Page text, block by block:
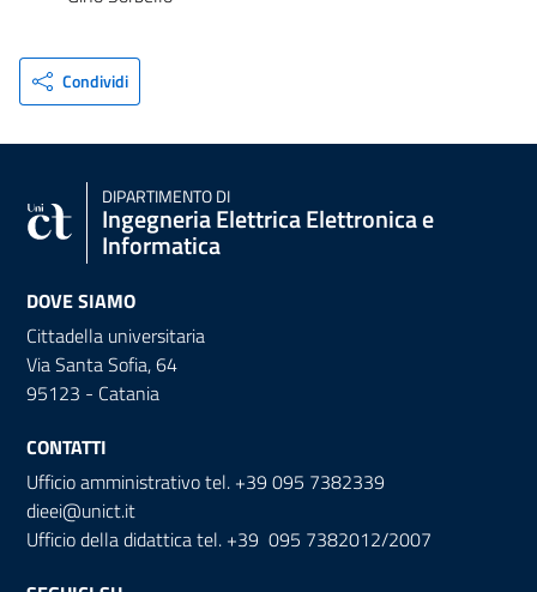
Condividi
DIPARTIMENTO DI
Ingegneria Elettrica Elettronica e
Informatica
DOVE SIAMO
Cittadella universitaria
Via Santa Sofia, 64
95123 - Catania
CONTATTI
Ufficio amministrativo tel. +39 095 7382339
dieei@unict.it
Ufficio della didattica tel. +39 095 7382012/2007